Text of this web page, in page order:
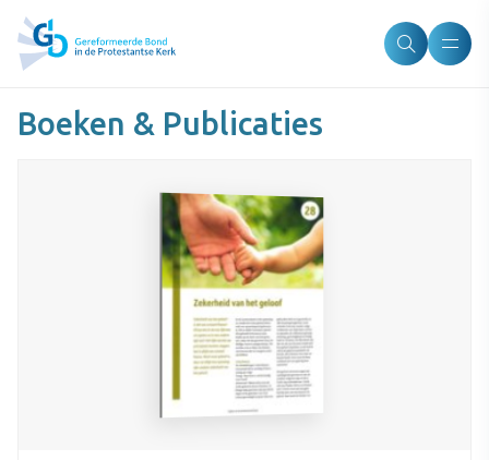
Boeken & Publicaties